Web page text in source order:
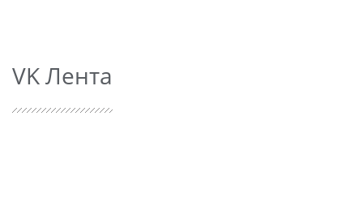
VK Лента